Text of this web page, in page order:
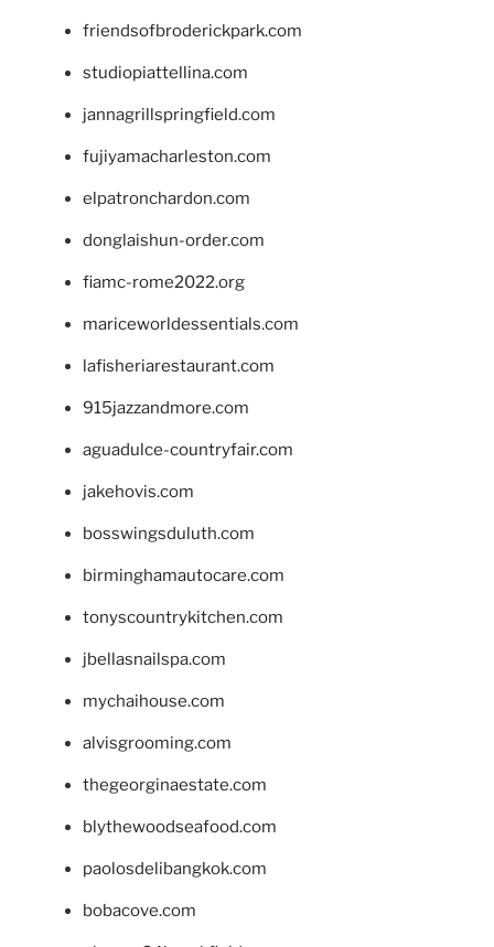
friendsofbroderickpark.com
studiopiattellina.com
jannagrillspringfield.com
fujiyamacharleston.com
elpatronchardon.com
donglaishun-order.com
fiamc-rome2022.org
mariceworldessentials.com
lafisheriarestaurant.com
915jazzandmore.com
aguadulce-countryfair.com
jakehovis.com
bosswingsduluth.com
birminghamautocare.com
tonyscountrykitchen.com
jbellasnailspa.com
mychaihouse.com
alvisgrooming.com
thegeorginaestate.com
blythewoodseafood.com
paolosdelibangkok.com
bobacove.com